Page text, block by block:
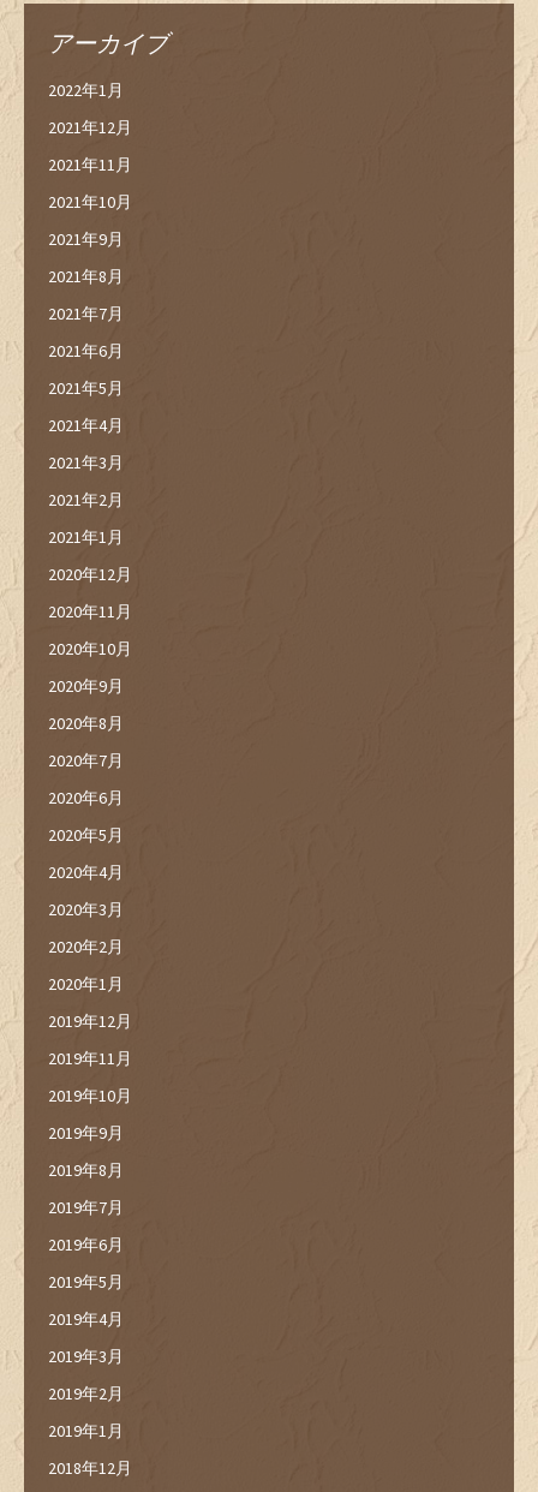
アーカイブ
2022年1月
2021年12月
2021年11月
2021年10月
2021年9月
2021年8月
2021年7月
2021年6月
2021年5月
2021年4月
2021年3月
2021年2月
2021年1月
2020年12月
2020年11月
2020年10月
2020年9月
2020年8月
2020年7月
2020年6月
2020年5月
2020年4月
2020年3月
2020年2月
2020年1月
2019年12月
2019年11月
2019年10月
2019年9月
2019年8月
2019年7月
2019年6月
2019年5月
2019年4月
2019年3月
2019年2月
2019年1月
2018年12月